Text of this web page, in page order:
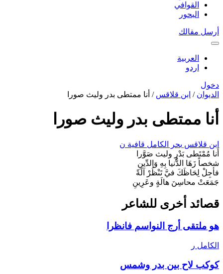
القوافي
البحور
أرسل مقالك
العربية
اردو
دخول
الديوان / ابن قلاقس / أنا ممتطى بدر وليث صورا
أنا ممتطى بدر وليث صورا
ابن قلاقس بحر الكامل قافية ن
أَنا مُمْتَطى بَدْرٍ وليث صَوَّرا
شخصاً زَهَا الدُّنيا بِهِ وَالدِّينِ
فأجِلْ لِحَاظَكَ فيَّ تَنْظُرْ آلَةً
جَمَعَتْ محاسِنَ هالَةٍ وعَرِينِ
قصائد أخرى للشاعر
هو ملتقى أرج النواسم فانظرا
الكامل ر
كوكب لاح بين بدر وشمس